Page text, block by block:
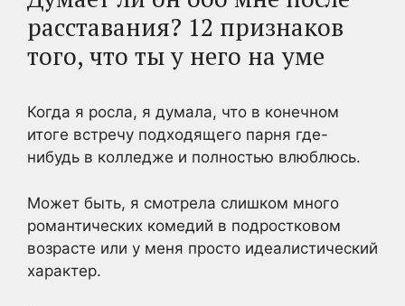
расставания? 12 признаков
того, что ты у него на уме
Когда я росла, я думала, что в конечном
итоге встречу подходящего парня где-
нибудь в колледже и полностью влюблюсь.
Может быть, я смотрела слишком много
романтических комедий в подростковом
возрасте или у меня просто идеалистический
характер.